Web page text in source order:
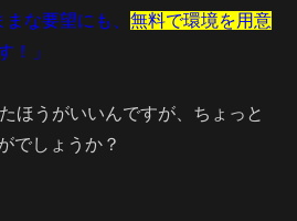
な要望にも、 無料で環境を用意
！」
ほうがいいんですが、ちょっと
でしょうか？